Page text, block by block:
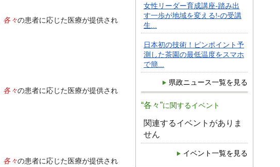
女性リーダー育成講座-踏み出
す一歩が地域を変える!-の受講
生...
日本初の技術！ピンポイント予
測した茶園の最低温度をスマホ
で簡...
県政ニュース一覧を見る
“各々”に関するイベント
関連するイベントがありま
せん
イベント一覧を見る
各々の患者に応じた医療が提供され
各々の患者に応じた医療が提供され
各々の患者に応じた医療が提供され